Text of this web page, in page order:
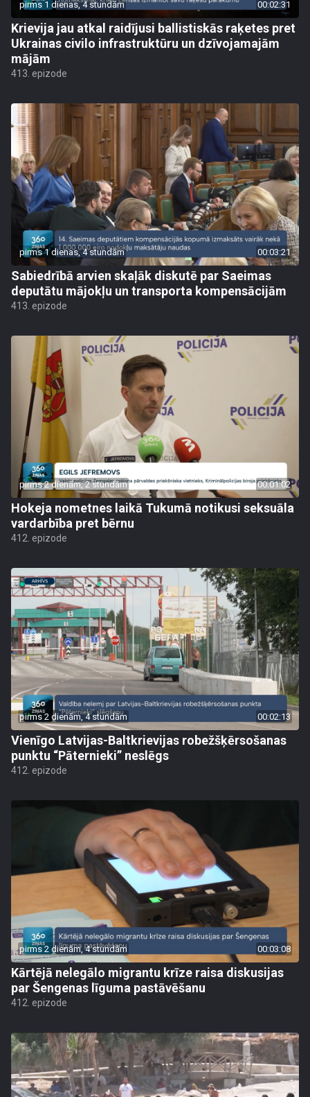
pirms 1 dienas, 4 stundām 00:02:31
Krievija jau atkal raidījusi ballistiskās raķetes pret
Ukrainas civilo infrastruktūru un dzīvojamajām
mājām
413. epizode
pirms 1 dienas, 4 stundām 00:03:21
Sabiedrībā arvien skaļāk diskutē par Saeimas
deputātu mājokļu un transporta kompensācijām
413. epizode
pirms 2 dienām, 2 stundām 00:01:02
Hokeja nometnes laikā Tukumā notikusi seksuāla
vardarbība pret bērnu
412. epizode
pirms 2 dienām, 4 stundām 00:02:13
Vienīgo Latvijas-Baltkrievijas robežšķērsošanas
punktu “Pāternieki” neslēgs
412. epizode
pirms 2 dienām, 4 stundām 00:03:08
Kārtējā nelegālo migrantu krīze raisa diskusijas
par Šengenas līguma pastāvēšanu
412. epizode